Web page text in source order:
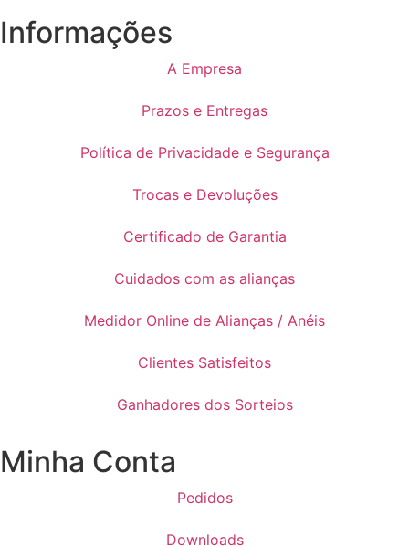
Informações
A Empresa
Prazos e Entregas
Política de Privacidade e Segurança
Trocas e Devoluções
Certificado de Garantia
Cuidados com as alianças
Medidor Online de Alianças / Anéis
Clientes Satisfeitos
Ganhadores dos Sorteios
Minha Conta
Pedidos
Downloads